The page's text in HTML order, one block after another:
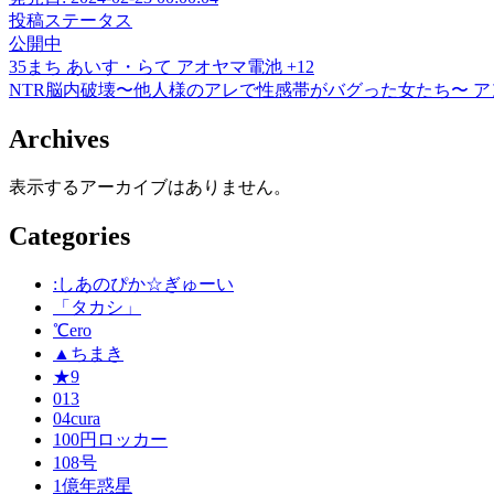
投稿ステータス
公開中
35まち あいす・らて アオヤマ電池 +12
NTR脳内破壊〜他人様のアレで性感帯がバグった女たち〜
Archives
表示するアーカイブはありません。
Categories
:しあのぴか☆ぎゅーい
「タカシ」
℃ero
▲ちまき
★9
013
04cura
100円ロッカー
108号
1億年惑星